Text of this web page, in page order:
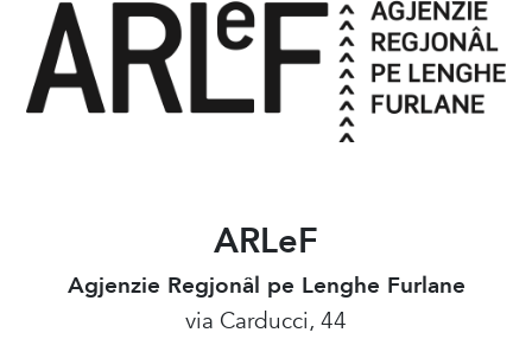
ARLeF
Agjenzie Regjonâl pe Lenghe Furlane
via Carducci, 44